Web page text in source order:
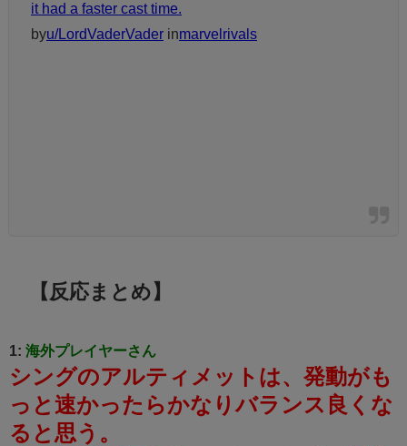
it had a faster cast time.
byu/LordVaderVader inmarvelrivals
【反応まとめ】
1: 海外プレイヤーさん
シングのアルティメットは、発動がも
っと速かったらかなりバランス良くな
ると思う。